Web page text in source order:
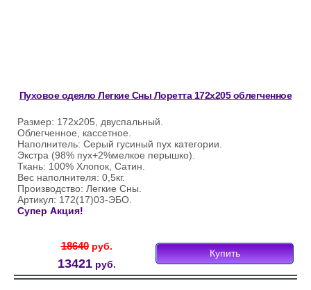
Пуховое одеяло Легкие Сны Лоретта 172х205 облегченное
Размер: 172х205, двуспальный.
Облегченное, кассетное.
Наполнитель: Серый гусиный пух категории.
Экстра (98% пух+2%мелкое перышко).
Ткань: 100% Хлопок, Сатин.
Вес наполнителя: 0,5кг.
Производство: Легкие Сны.
Артикул: 172(17)03-ЭБО.
Супер Акция!
18640руб.
13421руб.
Купить